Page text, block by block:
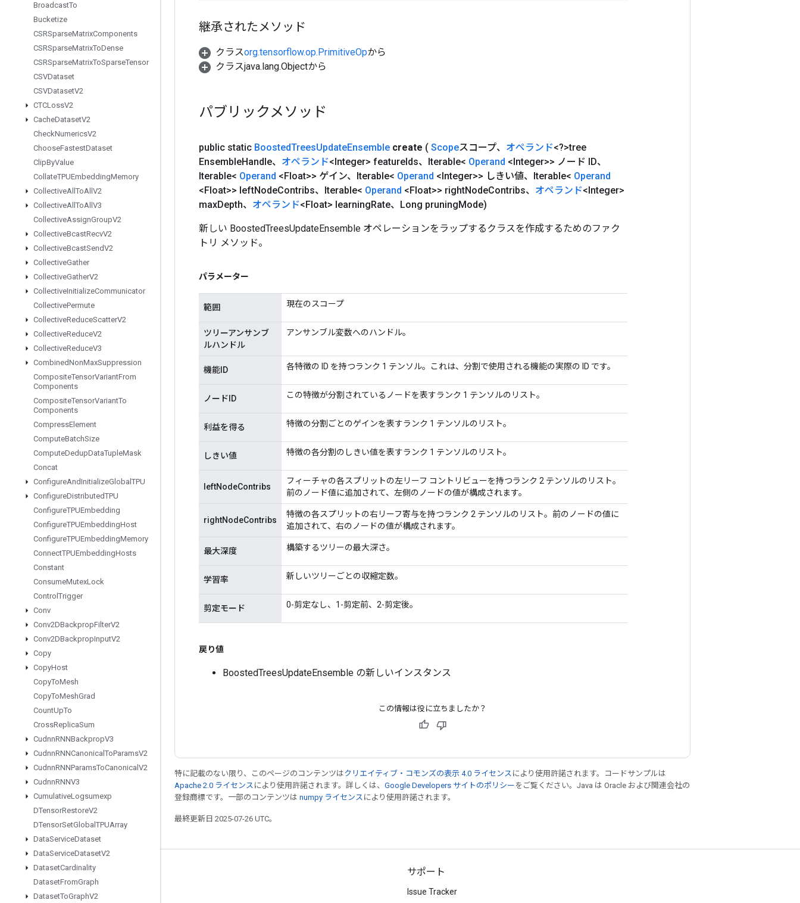
BroadcastTo
Bucketize
CSRSparseMatrixComponents
CSRSparseMatrixToDense
CSRSparseMatrixToSparseTensor
CSVDataset
CSVDatasetV2
CTCLossV2
CacheDatasetV2
CheckNumericsV2
ChooseFastestDataset
ClipByValue
CollateTPUEmbeddingMemory
CollectiveAll ToAll V2
CollectiveAll ToAll V3
CollectiveAssignGroupV2
CollectiveBcastRecvV2
CollectiveBcastSendV2
CollectiveGather
CollectiveGatherV2
CollectiveInitializeCommunicator
CollectivePermute
CollectiveReduceScatterV2
CollectiveReduceV2
CollectiveReduceV3
CombinedNonMaxSuppression
CompositeTensorVariantFrom
Components
CompositeTensorVariantTo
Components
CompressElement
ComputeBatchSize
ComputeDedupDataTupleMask
Concat
ConfigureAndInitializeGlobal TPU
ConfigureDistributedTPU
ConfigureTPUEmbedding
ConfigureTPUEmbeddingHost
ConfigureTPUEmbeddingMemory
ConnectTPUEmbeddingHosts
Constant
ConsumeMutexLock
Control Trigger
Conv
Conv2DBackpropFilterV2
Conv2DBackpropInputV2
Copy
CopyHost
CopyToMesh
CopyToMeshGrad
CountUpTo
CrossReplicaSum
CudnnRNNBackpropV3
CudnnRNNCanonical ToParamsV2
CudnnRNNParamsToCanonical V2
CudnnRNNV3
CumulativeLogsumexp
DTensorRestoreV2
DTensorSetGlobal TPUArray
DataServiceDataset
DataServiceDatasetV2
DatasetCardinality
DatasetFromGraph
DatasetToGraphV2
継承されたメソッド
クラスorg.tensorflow.op.PrimitiveOpから
クラスjava.lang.Objectから
パブリックメソッド
public static BoostedTreesUpdateEnsemble create ( Scopeスコープ、 オペランド<?>tree
EnsembleHandle、 オペランド<Integer> featureIds、Iterable< Operand <Integer>> ノード ID、
Iterable< Operand <Float>> ゲイン、Iterable< Operand <Integer>> しきい値、Iterable< Operand
<Float>> leftNodeContribs、Iterable< Operand <Float>> rightNodeContribs、 オペランド<Integer>
maxDepth、 オペランド<Float> learningRate、Long pruningMode)
新しい BoostedTreesUpdateEnsemble オペレーションをラップするクラスを作成するためのファク
トリ メソッド。
パラメーター
範囲 現在のスコープ
ツリーアンサンブ
ルハンドル
アンサンブル変数へのハンドル。
機能ID 各特徴の ID を持つランク 1 テンソル。これは、分割で使用される機能の実際の ID です。
ノードID この特徴が分割されているノードを表すランク 1 テンソルのリスト。
利益を得る 特徴の分割ごとのゲインを表すランク 1 テンソルのリスト。
しきい値 特徴の各分割のしきい値を表すランク 1 テンソルのリスト。
leftNodeContribs
フィーチャの各スプリットの左リーフ コントリビューを持つランク 2 テンソルのリスト。
前のノード値に追加されて、左側のノードの値が構成されます。
rightNodeContribs
特徴の各スプリットの右リーフ寄与を持つランク 2 テンソルのリスト。前のノードの値に
追加されて、右のノードの値が構成されます。
最大深度 構築するツリーの最大深さ。
学習率 新しいツリーごとの収縮定数。
剪定モード 0-剪定なし、1-剪定前、2-剪定後。
戻り値
BoostedTreesUpdateEnsemble の新しいインスタンス
この情報は役に立ちましたか？
特に記載のない限り、このページのコンテンツはクリエイティブ・コモンズの表示 4.0 ライセンス により使用許諾されます。コードサンプルは
Apache 2.0 ライセンス により使用許諾されます。詳しくは、 Google Developers サイトのポリシー をご覧ください。Java は Oracle および関連会社の
登録商標です。一部のコンテンツは numpy ライセンス により使用許諾されます。
最終更新日 2025-07-26 UTC。
つながる
ブログ
サポート
Issue Tracker